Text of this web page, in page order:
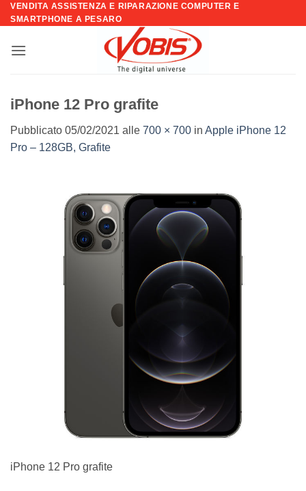
Salta
ai
VENDITA ASSISTENZA E RIPARAZIONE COMPUTER E
SMARTPHONE A PESARO
iPhone 12 Pro grafite
Pubblicato 05/02/2021 alle 700 × 700 in Apple iPhone 12
Pro – 128GB, Grafite
iPhone 12 Pro grafite